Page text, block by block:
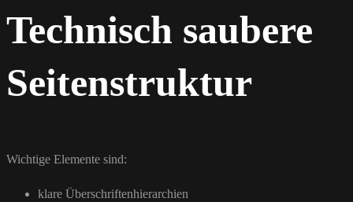
Technisch saubere
Seitenstruktur
Wichtige Elemente sind:
klare Überschriftenhierarchien